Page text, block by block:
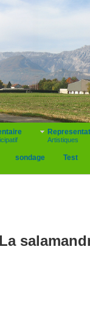
Artistiques
sondage Test
La